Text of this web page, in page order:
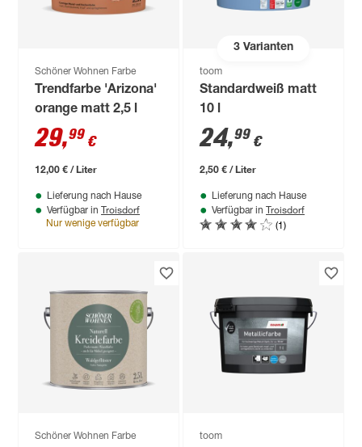
Schöner Wohnen Farbe
Trendfarbe 'Arizona'
orange matt 2,5 l
29,99 €
12,00 € / Liter
Lieferung nach Hause
Verfügbar in Troisdorf
Nur wenige verfügbar
3Varianten
toom
Standardweiß matt
10 l
24,99 €
2,50 € / Liter
Lieferung nach Hause
Verfügbar in Troisdorf
(1)
Schöner Wohnen Farbe toom